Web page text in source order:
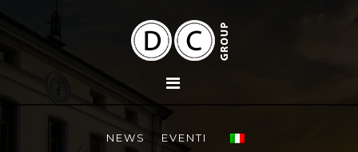
NEWS EVENTI